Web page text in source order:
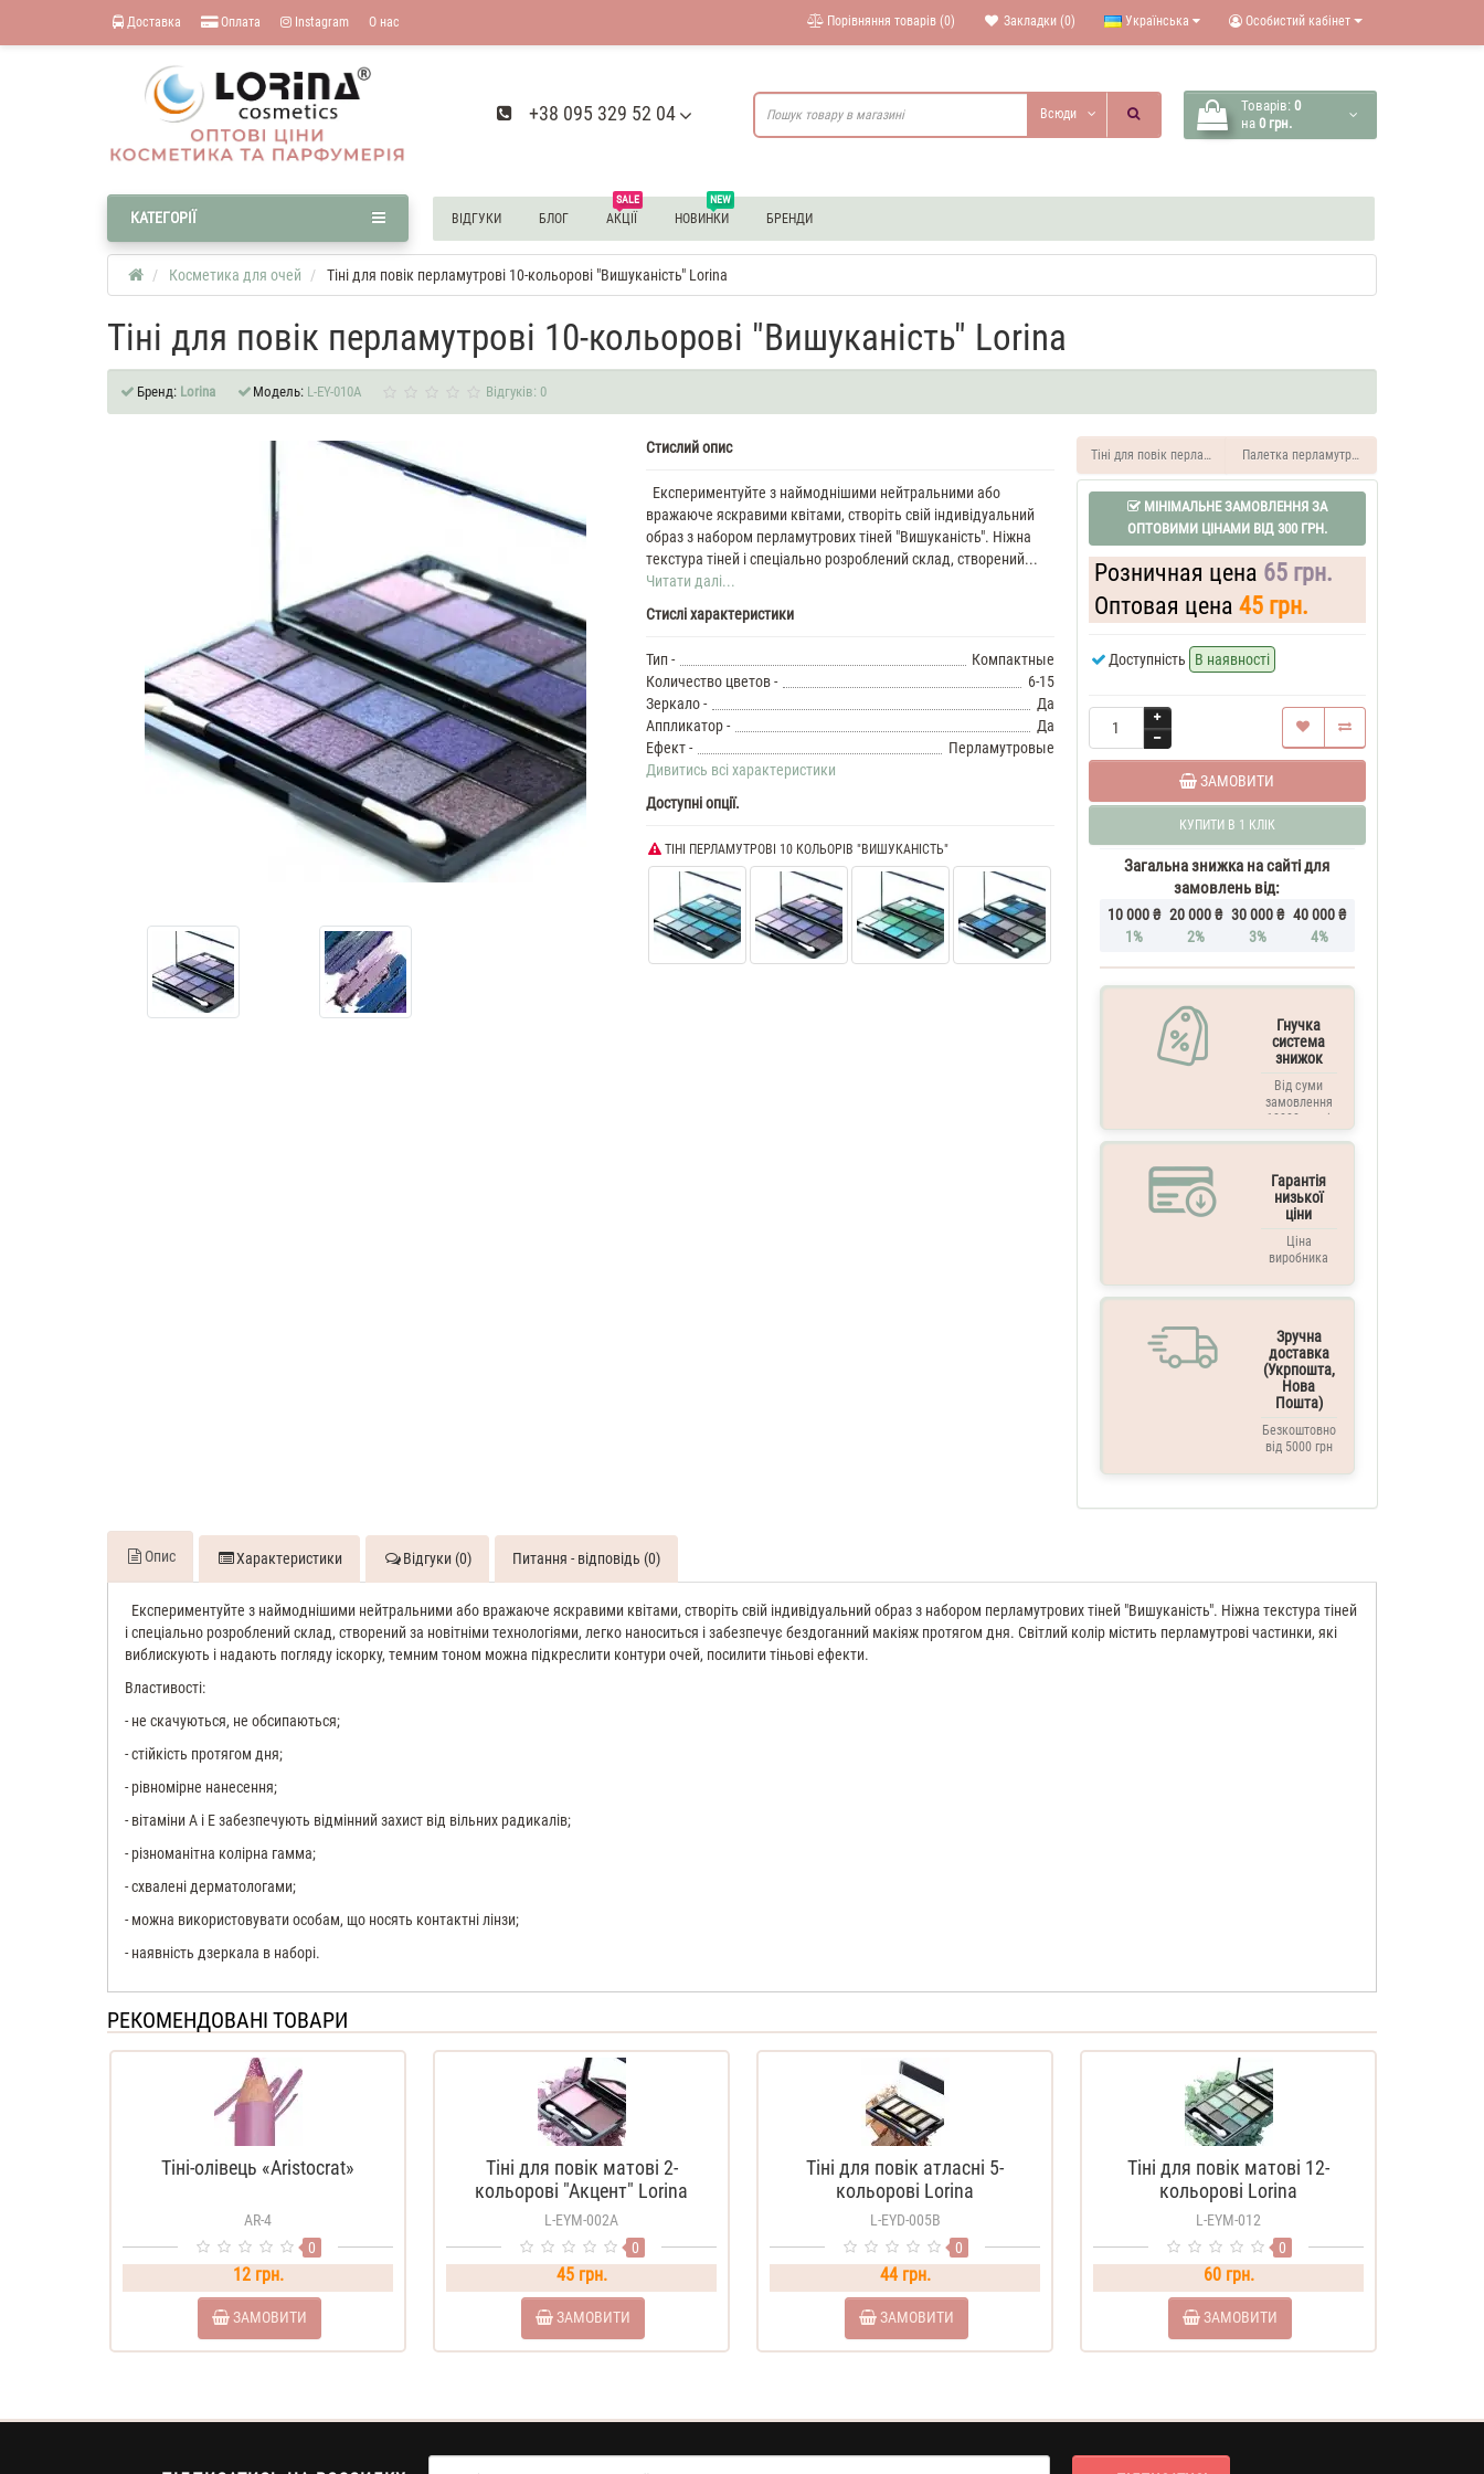
Доставка Оплата Instagram О нас Особистий кабінет
Українська
Закладки (0)
Порівняння товарів (0)
+38 095 329 52 04 Товарів: 0
на 0 грн.
Всюди
ВІДГУКИ БЛОГ
SALE
АКЦІЇ
NEW
НОВИНКИ БРЕНДИ
КАТЕГОРІЇ
Косметика для очей Тіні для повік перламутрові 10-кольорові "Вишуканість" Lorina
Тіні для повік перламутрові 10-кольорові "Вишуканість" Lorina
Бренд: Lorina Модель: L-EY-010А Відгуків: 0
Стислий опис
Експериментуйте з наймоднішими нейтральними або
вражаюче яскравими квітами, створіть свій індивідуальний
образ з набором перламутрових тіней "Вишуканість". Ніжна
текстура тіней і спеціально розроблений склад, створений...
Читати далі...
Стислі характеристики
Тип -
Компактные
Количество цветов -
6-15
Зеркало -
Да
Аппликатор -
Да
Ефект -
Перламутровые
Дивитись всі характеристики
Доступні опції.
ТІНІ ПЕРЛАМУТРОВІ 10 КОЛЬОРІВ "ВИШУКАНІСТЬ"
Тіні для повік перламутрові 2-кольорові "Мікс" Lorina
МІНІМАЛЬНЕ ЗАМОВЛЕННЯ ЗА
ОПТОВИМИ ЦІНАМИ ВІД 300 ГРН.
Розничная цена 65 грн.
Оптовая цена 45 грн.
Доступність В наявності
ЗАМОВИТИ
КУПИТИ В 1 КЛІК
Загальна знижка на сайті для
замовлень від:
10 000 ₴
1%
20 000 ₴
2%
30 000 ₴
3%
40 000 ₴
4%
Гнучка
система
знижок
Від суми
замовлення
10000 грн. і
вище
Гарантія
низької
ціни
Ціна
виробника
Зручна
доставка
(Укрпошта,
Нова
Пошта)
Безкоштовно
від 5000 грн
Опис Характеристики Відгуки (0) Питання - відповідь (0)
Експериментуйте з наймоднішими нейтральними або вражаюче яскравими квітами, створіть свій індивідуальний образ з набором перламутрових тіней "Вишуканість". Ніжна текстура тіней
і спеціально розроблений склад, створений за новітніми технологіями, легко наноситься і забезпечує бездоганний макіяж протягом дня. Світлий колір містить перламутрові частинки, які
виблискують і надають погляду іскорку, темним тоном можна підкреслити контури очей, посилити тіньові ефекти.
Властивості:
- не скачуються, не обсипаються;
- стійкість протягом дня;
- рівномірне нанесення;
- вітаміни А і Е забезпечують відмінний захист від вільних радикалів;
- різноманітна колірна гамма;
- схвалені дерматологами;
- можна використовувати особам, що носять контактні лінзи;
- наявність дзеркала в наборі.
РЕКОМЕНДОВАНІ ТОВАРИ
Тіні-олівець «Aristocrat»
AR-4
0
12 грн.
ЗАМОВИТИ
Тіні для повік матові 2-
кольорові "Акцент" Lorina
L-EYM-002А
0
45 грн.
ЗАМОВИТИ
Тіні для повік атласні 5-
кольорові Lorina
L-EYD-005В
0
44 грн.
ЗАМОВИТИ
Тіні для повік матові 12-
кольорові Lorina
L-EYM-012
0
60 грн.
ЗАМОВИТИ